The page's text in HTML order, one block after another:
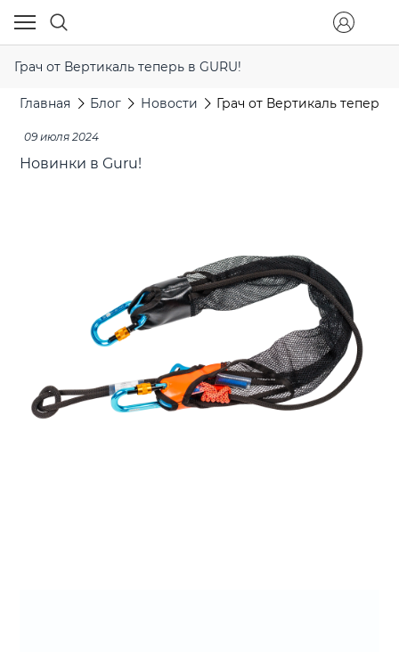
Грач от Вертикаль теперь в GURU!
Главная Блог Новости Грач от Вертикаль теперь
09 июля 2024
Новинки в Guru!